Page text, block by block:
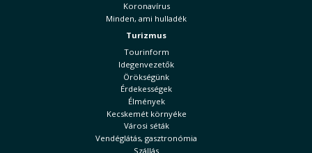
Koronavírus
Minden, ami hulladék
Turizmus
Tourinform
Idegenvezetők
Örökségünk
Érdekességek
Élmények
Kecskemét környéke
Városi séták
Vendéglátás, gasztronómia
Szállás